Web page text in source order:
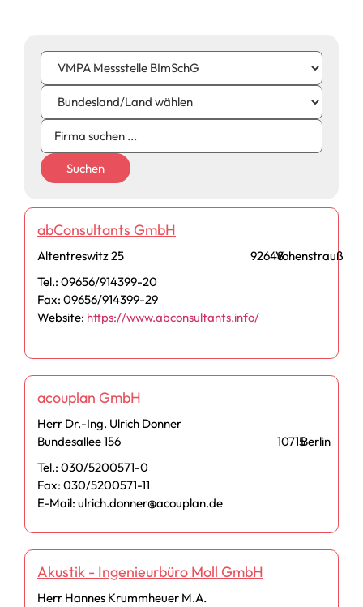
Suchen
abConsultants GmbH
Altentreswitz 25 92648Vohenstrauß
Tel.: 09656/914399-20
Fax: 09656/914399-29
Website: https://www.abconsultants.info/
acouplan GmbH
Herr Dr.-Ing. Ulrich Donner
Bundesallee 156
10715Berlin
Tel.: 030/5200571-0
Fax: 030/5200571-11
E-Mail: ulrich.donner@acouplan.de
Akustik - Ingenieurbüro Moll GmbH
Herr Hannes Krummheuer M.A.